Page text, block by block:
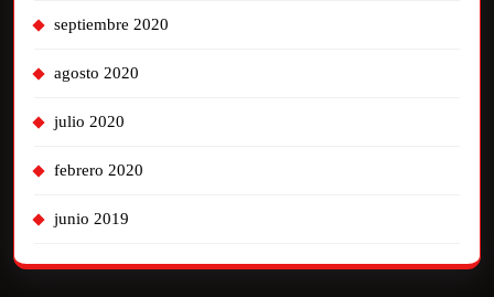
septiembre 2020
agosto 2020
julio 2020
febrero 2020
junio 2019